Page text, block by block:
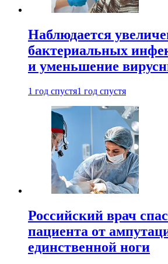
Наблюдается
бактериальных
и уменьшение
1 год спустя1 год спустя
Российский врач
пациента от
единственной ноги